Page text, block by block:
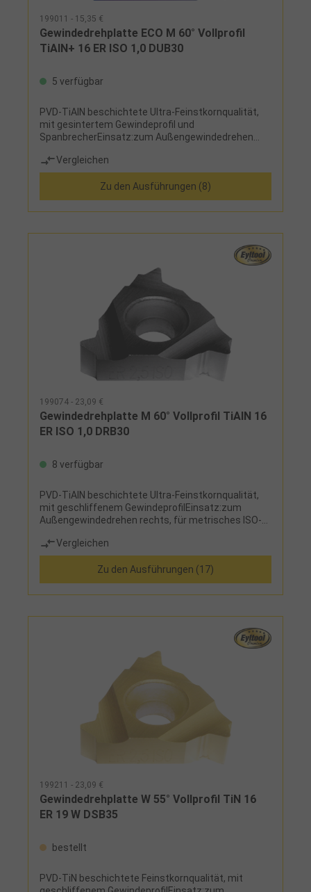
199011 - 15,35 €
Gewindedrehplatte ECO M 60° Vollprofil
TiAlN+ 16 ER ISO 1,0 DUB30
5 verfügbar
PVD-TiAlN beschichtete Ultra-Feinstkornqualität,
mit gesintertem Gewindeprofil und
SpanbrecherEinsatz:zum Außengewindedrehen
Feingewinde, optimal für langspanende Werkstoffe
Vergleichen
Zu den Ausführungen (8)
199074 - 23,09 €
Gewindedrehplatte M 60° Vollprofil TiAlN 16
ER ISO 1,0 DRB30
8 verfügbar
PVD-TiAlN beschichtete Ultra-Feinstkornqualität,
mit geschliffenem GewindeprofilEinsatz:zum
Außengewindedrehen rechts, für metrisches ISO-
Vergleichen
Zu den Ausführungen (17)
199211 - 23,09 €
Gewindedrehplatte W 55° Vollprofil TiN 16
ER 19 W DSB35
bestellt
PVD-TiN beschichtete Feinstkornqualität, mit